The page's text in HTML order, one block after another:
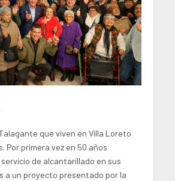
que viven en Villa Loreto
Por primera vez en 50 años
de alcantarillado en sus
a un proyecto presentado por la